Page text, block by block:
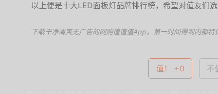
以上便是十大LED面板灯品牌排行榜，希望对值友们
下载干净清爽无广告的网购值值值App ，第一时间得到内部特
值！ +0 不